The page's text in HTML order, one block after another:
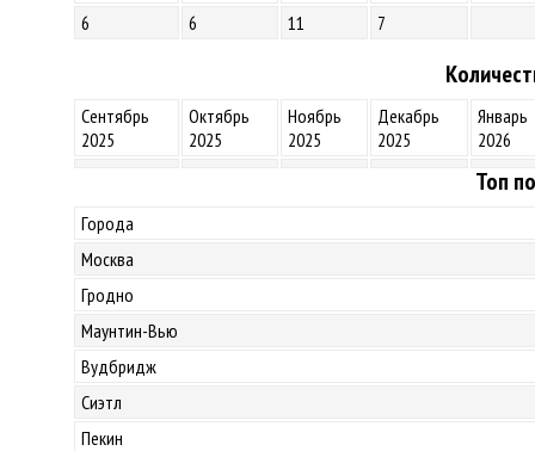
6
6 11 7
Сентябрь
2025
Октябрь
2025
Ноябрь
2025
Декабрь
2025
Январь
2026
Топ
Города
Москва
Гродно
Маунтин-Вью
Вудбридж
Сиэтл
Пекин